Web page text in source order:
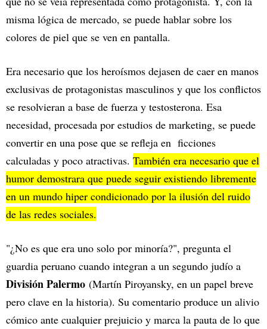
misma lógica de mercado, se puede hablar sobre los
colores de piel que se ven en pantalla.
Era necesario que los heroísmos dejasen de caer en manos
exclusivas de protagonistas masculinos y que los conflictos
se resolvieran a base de fuerza y testosterona. Esa
necesidad, procesada por estudios de marketing, se puede
convertir en una pose que se refleja en ficciones
calculadas y poco atractivas. También era necesario que el
humor demostrara que puede seguir existiendo libremente
en un mundo hiper condicionado por la ilusión del ruido
de las redes sociales.
"¿No es que era uno solo por minoría?", pregunta el
guardia peruano cuando integran a un segundo judío a
División Palermo (Martín Piroyansky, en un papel breve
pero clave en la historia). Su comentario produce un alivio
cómico ante cualquier prejuicio y marca la pauta de lo que